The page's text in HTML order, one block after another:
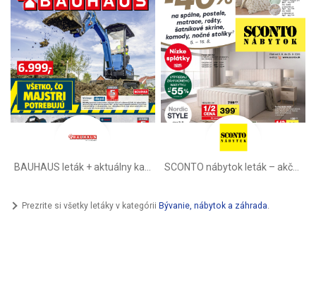
Prezrite si všetky letáky v kategórii Bývanie, nábytok a záhrada